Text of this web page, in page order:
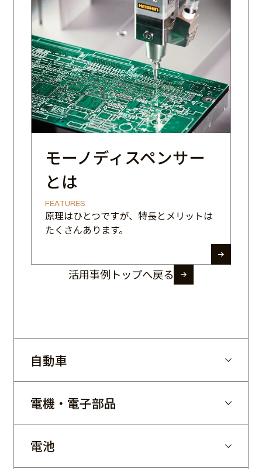
モーノディスペンサー
とは
FEATURES
原理はひとつですが、特長とメリットは
たくさんあります。
活用事例トップへ戻る
自動車
電機・電子部品
電池